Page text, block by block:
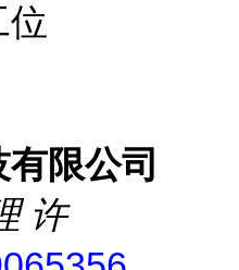
限公司
许